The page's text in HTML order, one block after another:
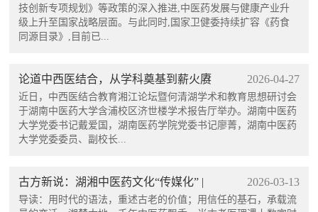
技创新专项规划》等政策的深入推进,中医药发展与健康产业升
级上升至国家战略层面。与此同时,国家卫健委持续扩容《药食
同源目录》,目前已...
论道中西医结合，从学科奠基到薪火赓
续的教育思想力量|国医湘声
2026-04-27
近日，中西医结合教育湘江论坛暨何清湖学术和教育思想研讨会
于湖南中医药大学含浦校区济世楼学术报告厅举办。湖南中医药
大学党委书记戴爱国，湖南医药学院党委书记廖菁，湖南中医药
大学党委委员、副校长...
古方新说：湖湘中医药文化“传媒化” |
国医湘声·议堂
2026-03-13
导读：用时代的语法，重述古老的价值；用信任的基石，承载流